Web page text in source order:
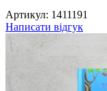
Артикул: 1411191
Написати відгук